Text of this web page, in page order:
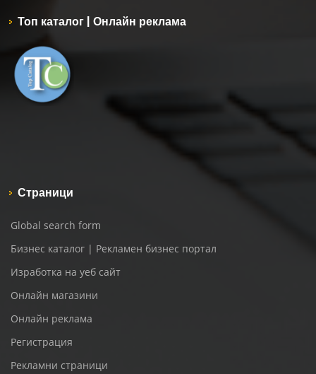
Топ каталог | Онлайн реклама
Страници
Global search form
Бизнес каталог | Рекламен бизнес портал
Изработка на уеб сайт
Онлайн магазини
Онлайн реклама
Регистрация
Рекламни страници